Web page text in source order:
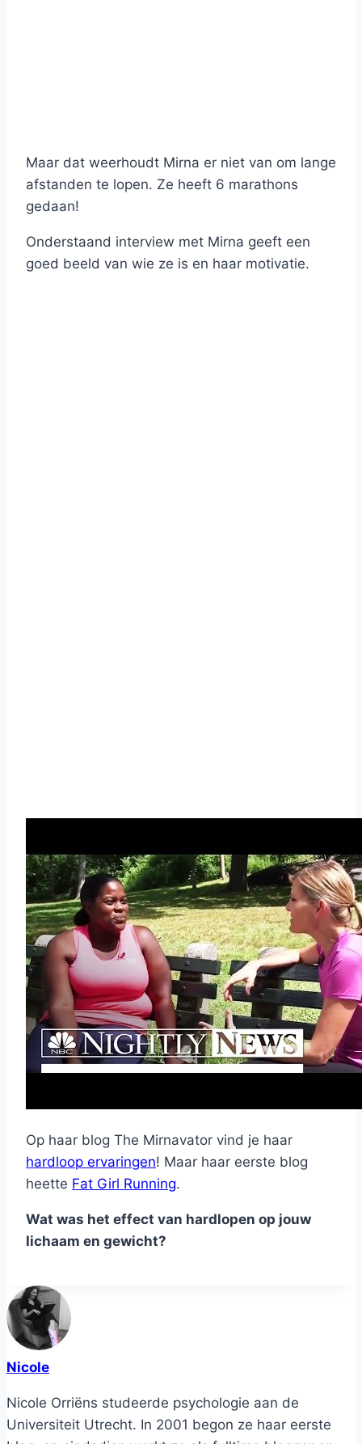
Maar dat weerhoudt Mirna er niet van om lange
afstanden te lopen. Ze heeft 6 marathons
gedaan!
Onderstaand interview met Mirna geeft een
goed beeld van wie ze is en haar motivatie.
Op haar blog The Mirnavator vind je haar
hardloop ervaringen! Maar haar eerste blog
heette Fat Girl Running.
Wat was het effect van hardlopen op jouw
lichaam en gewicht?
Nicole
Nicole Orriëns studeerde psychologie aan de
Universiteit Utrecht. In 2001 begon ze haar eerste